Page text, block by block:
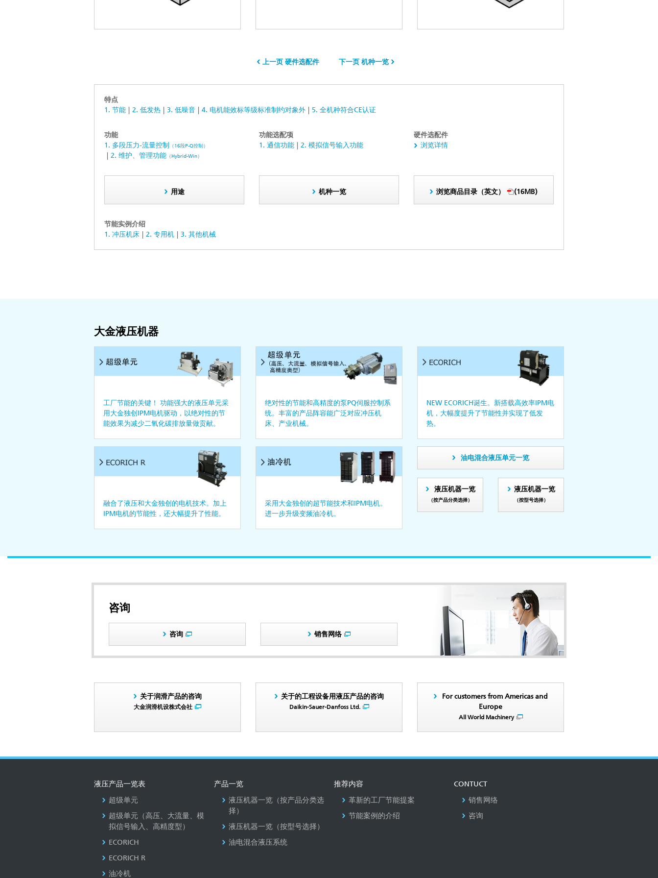
上一页 硬件选配件 下一页 机种一览
特点
1. 节能
2. 低发热 3. 低噪音 4. 电机能效标等级标准制约对象外 5. 全机种符合CE认证
功能
1. 多段压力-流量控制
（16段P-Q控制）
2. 维护、管理功能 （Hybrid-Win）
功能选配项
1. 通信功能
2. 模拟信号输入功能
硬件选配件
浏览详情
用途 机种一览 浏览商品目录（英文） (16MB)
节能实例介绍
1. 冲压机床
2. 专用机 3. 其他机械
大金液压机器
工厂节能的关键！ 功能强大的液压单元采
用大金独创IPM电机驱动，以绝对性的节
能效果为减少二氧化碳排放量做贡献。
绝对性的节能和高精度的泵PQ伺服控制系
统。丰富的产品阵容能广泛对应冲压机
床、产业机械。
NEW ECORICH诞生。新搭载高效率IPM电
机，大幅度提升了节能性并实现了低发
热。
融合了液压和大金独创的电机技术。加上
IPM电机的节能性，还大幅提升了性能。
采用大金独创的超节能技术和IPM电机。
进一步升级变频油冷机。
油电混合液压单元一览
液压机器一览
（按产品分类选择）
液压机器一览
（按型号选择）
咨询
咨询 销售网络
关于润滑产品的咨询
大金润滑机设株式会社
关于的工程设备用液压产品的咨询
Daikin-Sauer-Danfoss Ltd.
For customers from Americas and
Europe
All World Machinery
液压产品一览表
超级单元
超级单元（高压、大流量、模
拟信号输入、高精度型）
ECORICH
ECORICH R
油冷机
产品一览
液压机器一览（按产品分类选
择）
液压机器一览（按型号选择）
油电混合液压系统
推荐内容
革新的工厂节能提案
节能案例的介绍
CONTUCT
销售网络
咨询